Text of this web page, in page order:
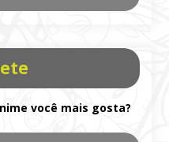
você mais gosta?